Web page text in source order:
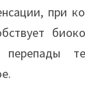
при